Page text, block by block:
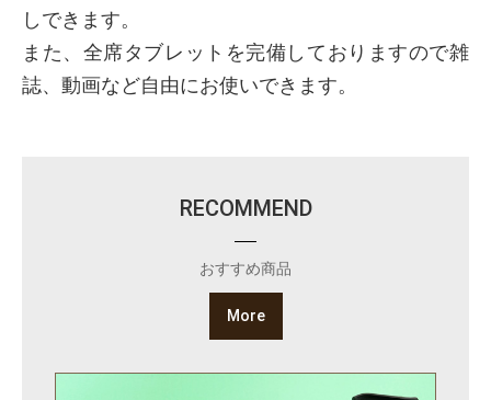
しできます。
また、全席タブレットを完備しておりますので雑
誌、動画など自由にお使いできます。
RECOMMEND
おすすめ商品
More